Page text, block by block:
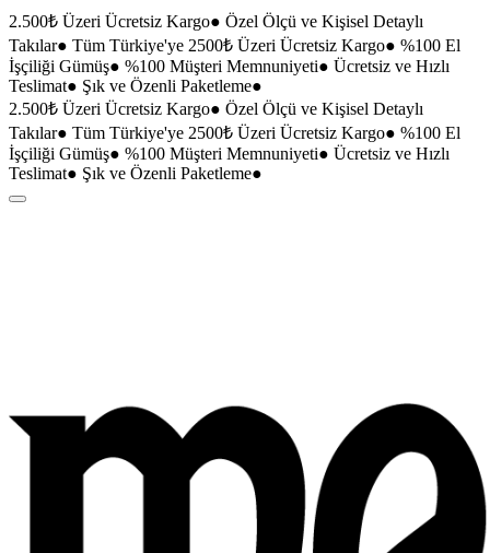
2.500₺ Üzeri Ücretsiz Kargo● Özel Ölçü ve Kişisel Detaylı
Takılar● Tüm Türkiye'ye 2500₺ Üzeri Ücretsiz Kargo● %100 El
İşçiliği Gümüş● %100 Müşteri Memnuniyeti● Ücretsiz ve Hızlı
Teslimat● Şık ve Özenli Paketleme●
2.500₺ Üzeri Ücretsiz Kargo● Özel Ölçü ve Kişisel Detaylı
Takılar● Tüm Türkiye'ye 2500₺ Üzeri Ücretsiz Kargo● %100 El
İşçiliği Gümüş● %100 Müşteri Memnuniyeti● Ücretsiz ve Hızlı
Teslimat● Şık ve Özenli Paketleme●